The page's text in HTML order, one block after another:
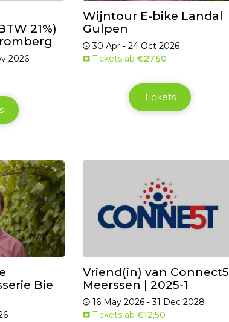
21%)
2026
Wijntour E-bike Landal
Gulpen
30 Apr - 24 Oct 2026
Tickets ab €27,50
Tickets
Bie
Vriend(in) van Connect5
Meerssen | 2025-1
16 May 2026 - 31 Dec 2028
Tickets ab €12,50